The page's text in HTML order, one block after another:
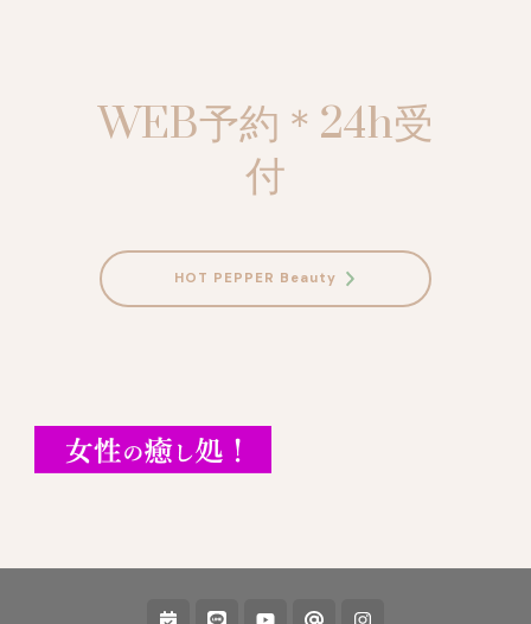
WEB予約＊24h受
付
HOT PEPPER Beauty